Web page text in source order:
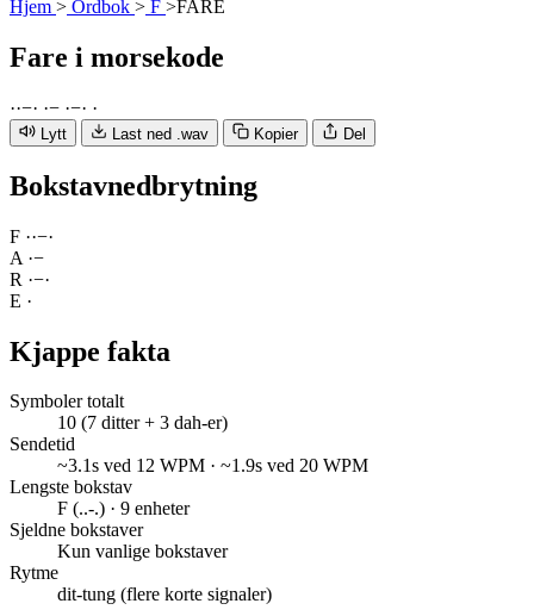
Hjem > Ordbok > F >FARE
Fare i morsekode
··−· ·− ·−· ·
Lytt Last ned .wav Kopier Del
Bokstavnedbrytning
F ··−·
A ·−
R ·−·
E ·
Kjappe fakta
Symboler totalt
10 (7 ditter + 3 dah-er)
Sendetid
~3.1s ved 12 WPM · ~1.9s ved 20 WPM
Lengste bokstav
F (..-.) · 9 enheter
Sjeldne bokstaver
Kun vanlige bokstaver
Rytme
dit-tung (flere korte signaler)